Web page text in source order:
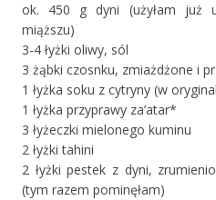
ok. 450 g dyni (użyłam już
miąższu)
3-4 łyżki oliwy, sól
3 żąbki czosnku, zmiażdżone i
1 łyżka soku z cytryny (w
1 łyżka przyprawy za’atar*
3 łyżeczki mielonego kuminu
2 łyżki tahini
2 łyżki pestek z dyni,
(tym razem pominęłam)